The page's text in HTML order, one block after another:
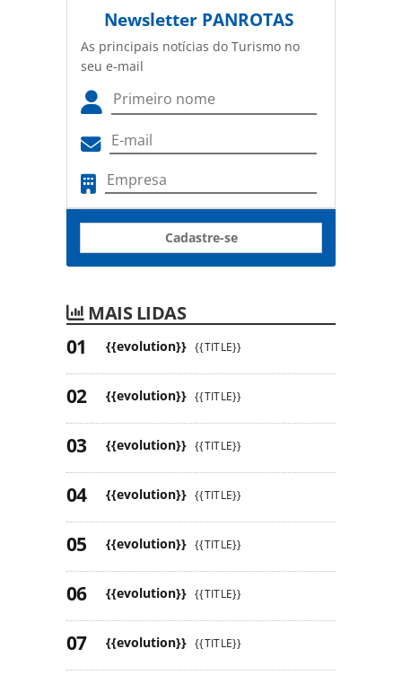
Newsletter PANROTAS
As principais notícias do Turismo no
seu e-mail
Cadastre-se
MAIS LIDAS
{{evolution}} {{TITLE}}
{{evolution}} {{TITLE}}
{{evolution}} {{TITLE}}
{{evolution}} {{TITLE}}
{{evolution}} {{TITLE}}
{{evolution}} {{TITLE}}
{{evolution}} {{TITLE}}